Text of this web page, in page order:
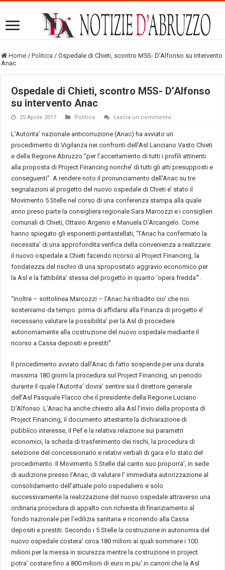
Home / Politica / Ospedale di Chieti, scontro M5S- D’Alfonso su intervento
Anac
Ospedale di Chieti, scontro M5S- D’Alfonso
su intervento Anac
25 Aprile 2017 Politica Lascia un commento
L’Autorita’ nazionale anticorruzione (Anac) ha avviato un
procedimento di Vigilanza nei confronti dell’Asl Lanciano Vasto Chieti
e della Regione Abruzzo ”per l’accertamento di tutti i profili attinenti
alla proposta di Project Financing nonche’ di tutti gli atti presupposti e
conseguenti”. A rendere noto il pronunciamento dell’Anac su tre
segnalazioni al progetto del nuovo ospedale di Chieti e’ stato il
Movimento 5 Stelle nel corso di una conferenza stampa alla quale
anno preso parte la consigliera regionale Sara Marcozzi e i consiglieri
comunali di Chieti, Ottavio Argenio e Manuela D’Arcangelo. Come
hanno spiegato gli esponenti pentastellati, “l’Anac ha confermato la
necessita’ di una approfondita verifica della convenienza a realizzare
il nuovo ospedale a Chieti facendo ricorso al Project Financing, la
fondatezza del rischio di una spropositato aggravio economico per
la Asl e la fattibilita’ stessa del progetto in quanto ‘opera fredda’”.
“Inoltre – sottolinea Marcozzi – l’Anac ha ribadito cio’ che noi
sosteniamo da tempo: prima di affidarsi alla Finanza di progetto e’
necessario valutare la possibilita’ per la Asl di procedere
autonomamente alla costruzione del nuovo ospedale mediante il
ricorso a Cassa depositi e prestiti”.
Il procedimento avviato dall’Anac di fatto sospende per una durata
massima 180 giorni la procedura sul Project Financing, un periodo
durante il quale l’Autorita’ dovra’ sentire sia il direttore generale
dell’Asl Pasquale Flacco che il presidente della Regione Luciano
D’Alfonso. L’Anac ha anche chiesto alla Asl l’invio della proposta di
Project Financing, il documento attestante la dichiarazione di
pubblico interesse, il Pef e la relativa relazione sui parametri
economici, la scheda di trasferimento dei rischi, la procedura di
selezione del concessionario e relativi verbali di gara e lo stato del
procedimento. Il Movimento 5 Stelle dal canto suo proporra’, in sede
di audizione presso l’Anac, di valutare l’ immediata autorizzazione al
consolidamento dell’attuale polo ospedaliero e solo
successivamente la realizzazione del nuovo ospedale attraverso una
ordinaria procedura di appalto con richiesta di finanziamento al
fondo nazionale per l’edilizia sanitaria e ricorrendo alla Cassa
depositi e prestiti. Secondo i 5 Stelle la costruzione in autonomia del
nuovo ospedale costera’ circa 180 milioni ai quali sommare i 100
milioni per la messa in sicurezza mentre la costruzione in project
potra’ costare fino a 800 milioni di euro in piu’ in canoni che la Asl